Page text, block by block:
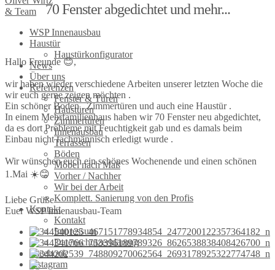
WSP Innenausbau
Haustür
Haustürkonfigurator
News
Über uns
Referenzen
Fenster & Türen
Haustüren
Zimmertüren
Innenausbau
Terrassen
Böden
Möbel nach Maß
Vorher / Nachher
Wir bei der Arbeit
Komplett. Sanierung von den Profis
Kontakt
Kontakt
Impressum
Datenschutzerklärung
Facebook
Instagram
70 Fenster abgedichtet und mehr...
Hallo Freunde 😊,
wir haben wieder verschiedene Arbeiten unserer letzten Woche die
wir euch gerne zeigen möchten .
Ein schöner Boden , Zimmertüren und auch eine Haustür .
In einem Mehrfamilienhaus haben wir 70 Fenster neu abgedichtet,
da es dort Probleme mit Feuchtigkeit gab und es damals beim
Einbau nicht fachmännisch erledigt wurde .
Wir wünschen euch ein schönes Wochenende und einen schönen
1.Mai ☀️😊
Liebe Grüße
Euer WSP Innenausbau-Team